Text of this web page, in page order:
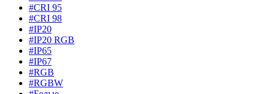
#CRI 95
#CRI 98
#IP20
#IP20 RGB
#IP65
#IP67
#RGB
#RGBW